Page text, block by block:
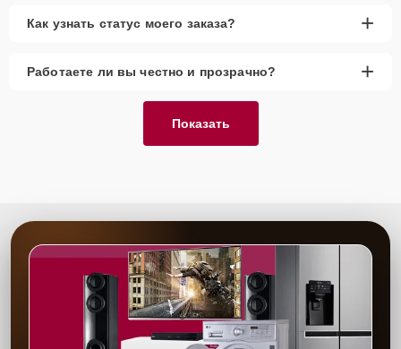
Как узнать статус моего заказа? +
Работаете ли вы честно и прозрачно? +
Показать